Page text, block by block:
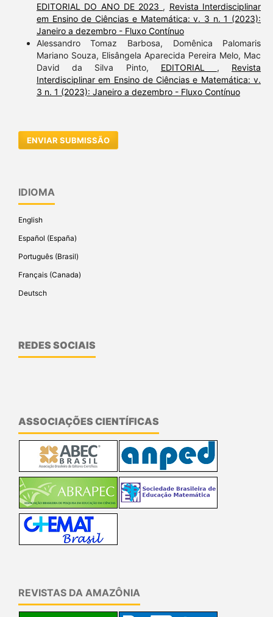
EDITORIAL DO ANO DE 2023 , Revista Interdisciplinar
em Ensino de Ciências e Matemática: v. 3 n. 1 (2023):
Janeiro a dezembro - Fluxo Contínuo
Alessandro Tomaz Barbosa, Domênica Palomaris
Mariano Souza, Elisângela Aparecida Pereira Melo, Mac
David da Silva Pinto, EDITORIAL , Revista
Interdisciplinar em Ensino de Ciências e Matemática: v.
3 n. 1 (2023): Janeiro a dezembro - Fluxo Contínuo
ENVIAR SUBMISSÃO
IDIOMA
English
Español (España)
Português (Brasil)
Français (Canada)
Deutsch
REDES SOCIAIS
ASSOCIAÇÕES CIENTÍFICAS
REVISTAS DA AMAZÔNIA